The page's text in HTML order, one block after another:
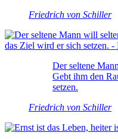
Friedrich von Schiller
Der seltene
Gebt ihm den
setzen.
Friedrich von Schiller